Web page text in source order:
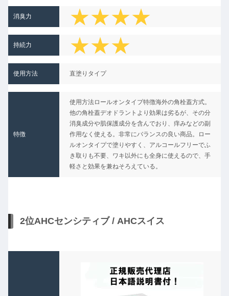
消臭力
★★★★
★
持続力
★★★
★★
使用方法 直塗りタイプ
特徴
使用方法ロールオンタイプ特徴海外の角栓蓋方式。
他の角栓蓋デオドラントより効果は劣るが、その分
消臭成分や肌保護成分を含んでおり、痒みなどの副
作用なく使える。非常にバランスの良い商品。ロー
ルオンタイプで塗りやすく、アルコールフリーでふ
き取りも不要、ワキ以外にも全身に使えるので、手
軽さと効果を兼ねそろえている。
2位AHCセンシティブ / AHCスイス